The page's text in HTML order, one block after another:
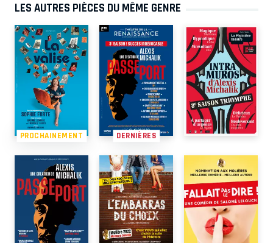
LES AUTRES PIÈCES DU MÊME GENRE
PROCHAINEMENT DERNIÈRES